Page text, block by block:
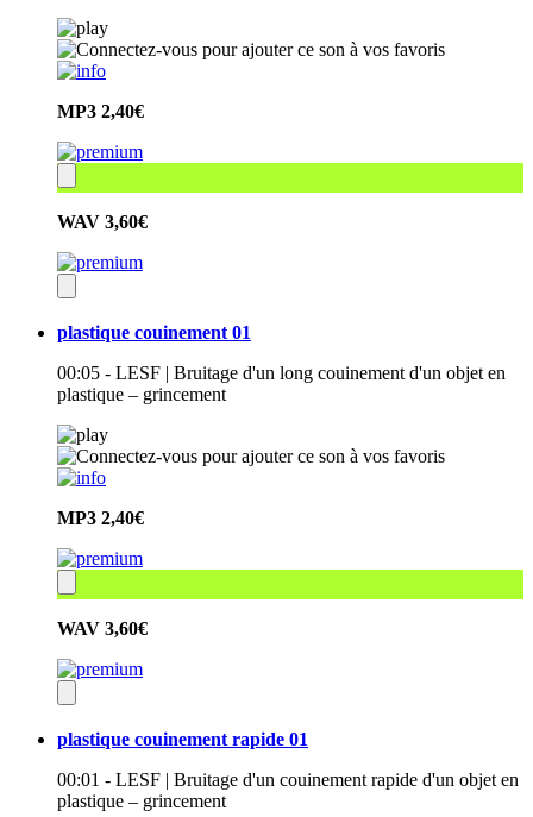
MP3 2,40€
WAV 3,60€
plastique couinement 01
00:05 - LESF | Bruitage d'un long couinement d'un objet en
plastique – grincement
MP3 2,40€
WAV 3,60€
plastique couinement rapide 01
00:01 - LESF | Bruitage d'un couinement rapide d'un objet en
plastique – grincement